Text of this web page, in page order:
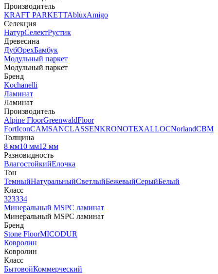
Производитель
KRAFT PARKETTAbluxAmigo
Селекция
НатурСелектРустик
Древесина
ДубОрехБамбук
Модульный паркет
Модульный паркет
Бренд
Kochanelli
Ламинат
Ламинат
Производитель
Alpine FloorGreenwaldFloor
FortIconCAMSANCLASSENKRONOTEXALLOCNorlandCBM
Толщина
8 мм10 мм12 мм
Разновидность
ВлагостойкийЕлочка
Тон
ТемныйНатуральныйСветлыйБежевыйСерыйБелый
Класс
323334
Минеральный MSPC ламинат
Минеральный MSPC ламинат
Бренд
Stone FloorMICODUR
Ковролин
Ковролин
Класс
БытовойКоммерческий